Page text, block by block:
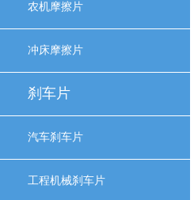
农机摩擦片
冲床摩擦片
刹车片
汽车刹车片
工程机械刹车片